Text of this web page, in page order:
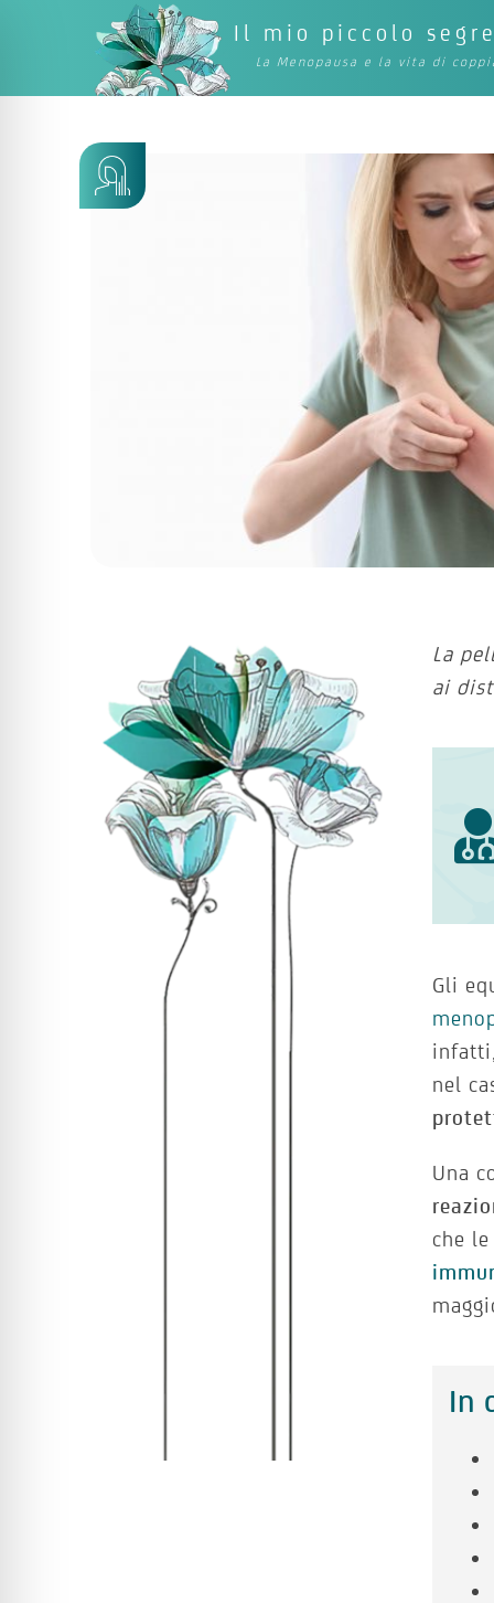
Il mio piccolo
La Menopausa e la vita di
La
ai
Gli
nel
Una
che
In